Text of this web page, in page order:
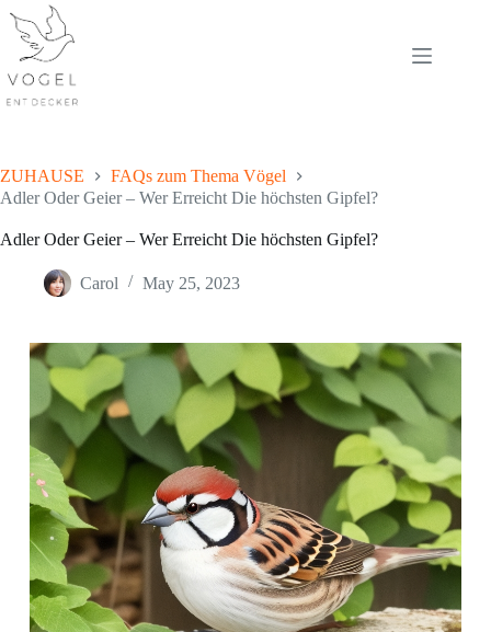
content
ZUHAUSE
FAQs zum Thema Vögel
Adler Oder Geier – Wer Erreicht Die höchsten Gipfel?
Adler Oder Geier – Wer Erreicht Die höchsten Gipfel?
Carol May 25, 2023